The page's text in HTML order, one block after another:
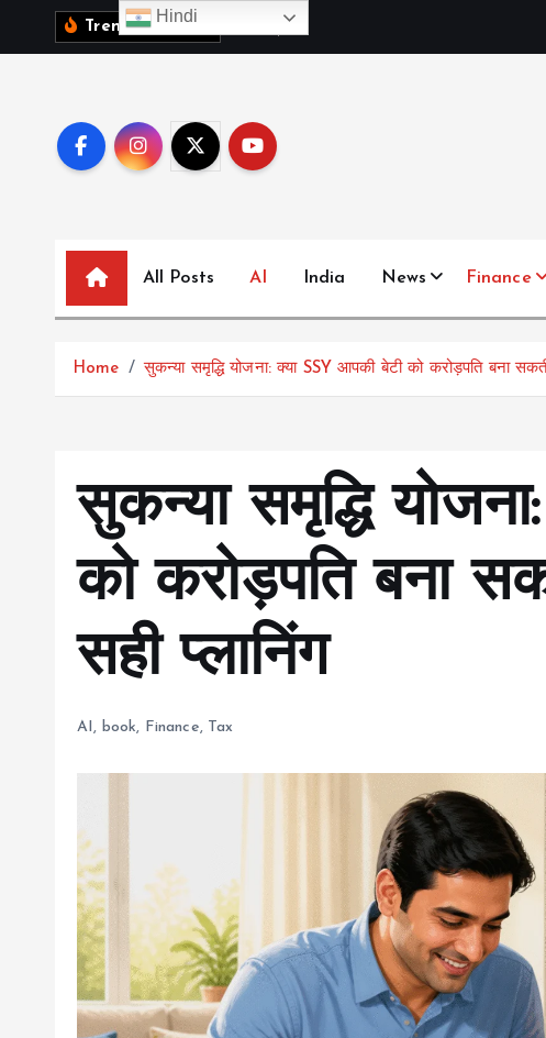
Trending News: ब
All Posts AI India News Finance
Home सुकन्या समृद्धि योजना: क्या SSY आपकी बेटी को करोड़पति बना
सुकन्या समृद्धि
को करोड़पति बना
सही प्लानिंग
AI, book, Finance, Tax
Hindi